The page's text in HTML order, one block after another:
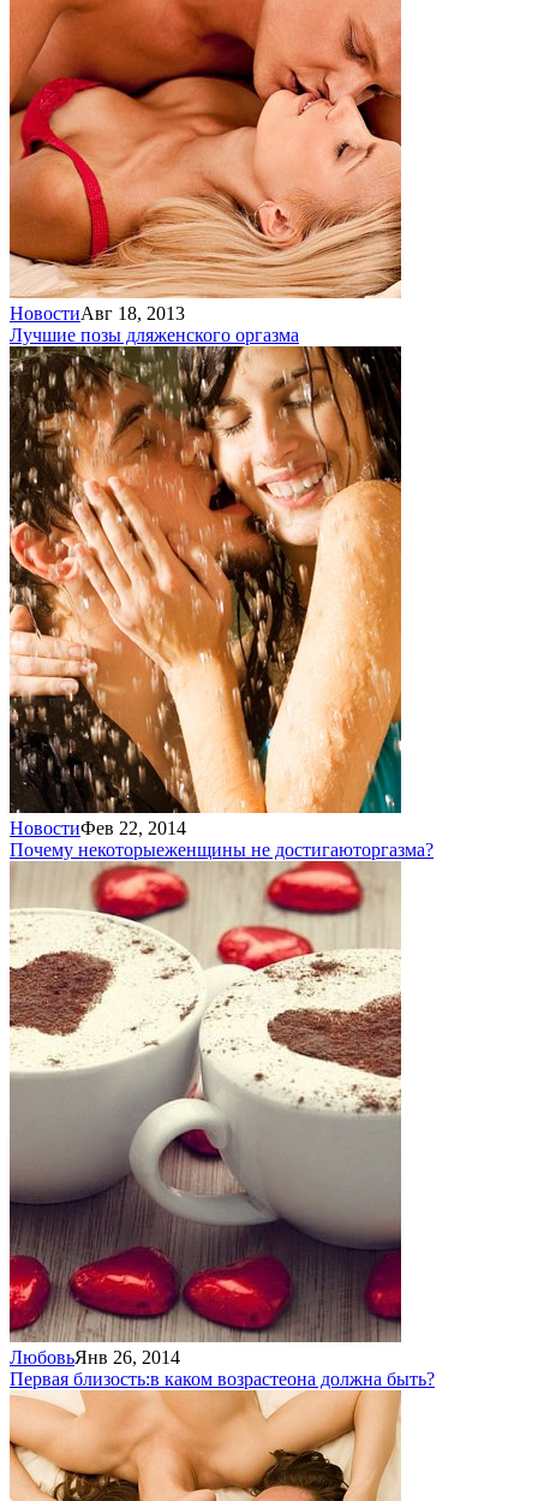
НовостиАвг 18, 2013
Лучшие позы дляженского оргазма
НовостиФев 22, 2014
Почему некоторыеженщины не достигаюторгазма?
ЛюбовьЯнв 26, 2014
Первая близость:в каком возрастеона должна быть?